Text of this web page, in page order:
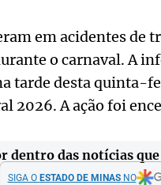
em acidentes de
o carnaval. A
tarde desta quinta-
2026. A ação foi
dentro das notícias
SIGA O ESTADO DE MINASNO